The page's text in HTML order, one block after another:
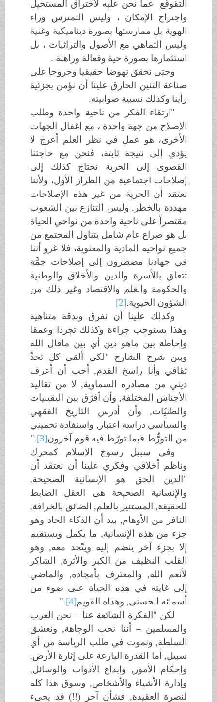
التقوقع عما نحن عليه لاختراق المستحيل
واجتراح الإمكان ، وليس التمترس وراء
الهوية بل ممارستها بصورة ديناميكية وغنية
وليس التماهي مع الأصول والتراثيات ، بل
استثمارها بصورة حية وفعالة وراهنة .
وحتى نحقق نهوضا حقيقيا وخروجا على
صناعة التنين الحارق علينا أن نؤمن بجزئية
رأينا وكذلك نسبية صوابيته.
"ارتقاء الفكر من ناحية واحدة وطلب
الإصلاح من جهة واحدة ، مع إغفال الجهات
الأخرى، هو عمل في نظر العلم أعرج لا
يؤدي إلى نتيجة ثابتة، فنحن مع حاجتنا
القصوى إلى الحرية نحتاج كذلك إلى
إصلاحات اجتماعية من الطراز الأول، ولأننا
نعتقد أن الحرية من غير هذه الإصلاحات
مهددة بالخطر. وليس التنازع بين الشعوب
مقتصراً على ناحية واحدة من نواحي الحياة
بل هو صراع عام شامل يتناول المجتمع من
جميع نواحيه المادية والمعنوية، فلا غرو أننا
في جهادنا مضطرون إلى إصلاحات جمَّة
تتعلق بالأسرة والدين والأخلاق والوطنية
والحكومة والعلم والاقتصاد وغير ذلك من
الشؤون الحيوية.[2]
وكذلك علينا أن نفرق وبدقة متناهية
وهذا يستوجب جراءة وكذلك تجردا وعمقا
وإحاطة بين ماهو دين أي بين ماقال الله
وبين شرح الشارح "لكي ألقي كل تحدِّ
ثقافي وأنا راسخ القدم, أحب أن أعرف
ديني من مصادره السماوية, لا من تقاليد
الأجناس المختلفة, وأن أفرّق بين اليقينيات
والظنيّات, وأن أدرس التاريخ الفقهي
والسياسي دراسة اعتبار, واستفادة تحميني
من التورُّط فيما تورّط فيه قوم آخرون[3]
."
وفي سبيل رسوخ الإسلام كمحرك
وناظم أخلاقي وفكري علينا أن نعتقد أن
"الدين الحق هو الإنسانية الصحيحة,
والإنسانية الصحيحة هي العقل الضابط
للحقيقة, المستنير بالعلم, الضائق بالخرافة,
النافر من الأوهام, بيد أن الذكاء الحاد وهو
جزء من هذه الإنسانية, ما يكمل ويستقيم
إلا بجزء آخر ينضم إليه ويتّحد معه, وهو
القلب النظيف من الكبر والأثرة, الشاكر
لأنعم الله, والمعترف بأمجاده, والماضي
إلى غايته في هذه الحياة على ضوء من
أسمائه الحسنى, وهداه القويم[4]
."
لكن "الفكرة الشائعة عنا – نحن العرب
والمسلمين – أننا نحب الوجاهة, ونعشق
السلطة, ونموت في طلب الرياسة من أي
سبيل, أما القدرة البارعة على إثارة الأرض,
وإحكام الأمور, وإبداع الأدوات والوسائل,
وإدارة الأشياء والأشخاص, وسوق هذا كله
لنصرة العقيدة, فشأن آخر (!!) قد يجيء